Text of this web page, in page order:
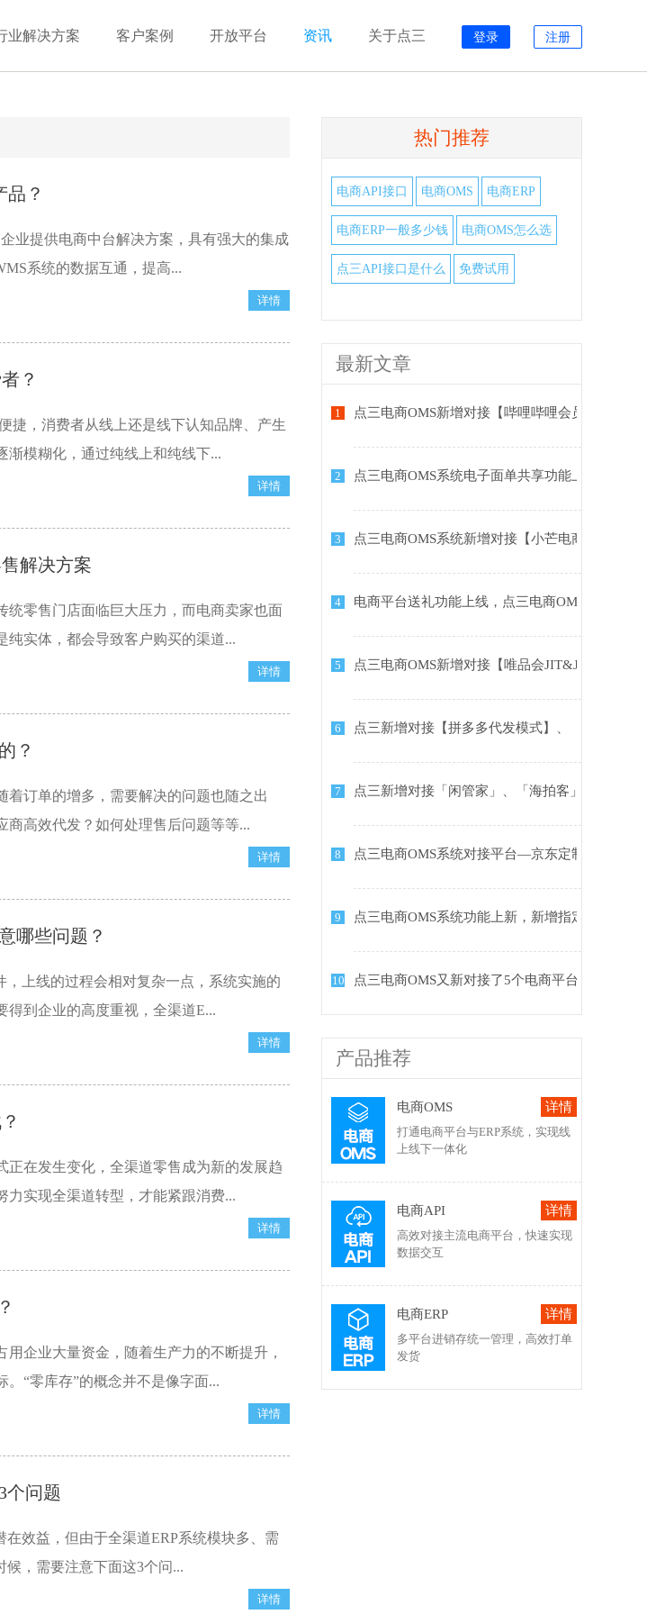
登录 注册
业解决方案 客户案例 开放平台 资讯 关于点三
品？
业提供电商中台解决方案，具有强大的集成
系统的数据互通，提高...
？
捷，消费者从线上还是线下认知品牌、产生
渐模糊化，通过纯线上和纯线下...
解决方案
统零售门店面临巨大压力，而电商卖家也面
纯实体，都会导致客户购买的渠道...
？
订单的增多，需要解决的问题也随之出
高效代发？如何处理售后问题等等...
哪些问题？
上线的过程会相对复杂一点，系统实施的
得到企业的高度重视，全渠道E...
正在发生变化，全渠道零售成为新的发展趋
力实现全渠道转型，才能紧跟消费...
企业大量资金，随着生产力的不断提升，
“零库存”的概念并不是像字面...
个问题
在效益，但由于全渠道ERP系统模块多、需
，需要注意下面这3个问...
热门推荐
电商API接口 电商OMS 电商ERP
电商ERP一般多少钱 电商OMS怎么选
点三API接口是什么 免费试用
最新文章
1 点三电商OMS新增对接【哔哩哔哩会员购】平台
2 点三电商OMS系统电子面单共享功能上线：降本
3 点三电商OMS系统新增对接【小芒电商】、【抖
4 电商平台送礼功能上线，点三电商OMS系统全面
5 点三电商OMS新增对接【唯品会JIT&JITX】及【
6 点三新增对接【拼多多代发模式】、【药帮忙】
7 点三新增对接「闲管家」、「海拍客」平台
8 点三电商OMS系统对接平台—京东定制中心
9 点三电商OMS系统功能上新，新增指定快递发货
10 点三电商OMS又新对接了5个电商平台
产品推荐
电商OMS
打通电商平台与ERP系统，实现线
上线下一体化
电商API
高效对接主流电商平台，快速实现
数据交互
电商ERP
多平台进销存统一管理，高效打单
发货